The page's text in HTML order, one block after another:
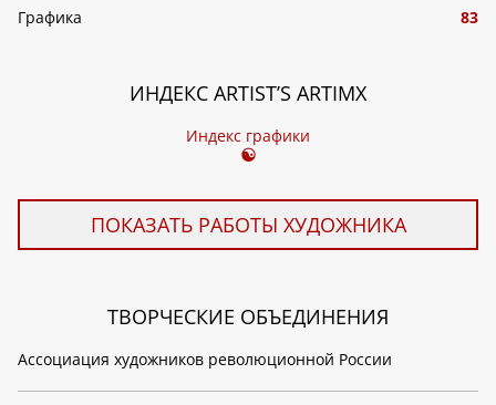
Графика 83
ИНДЕКС ARTIST’S ARTIMX
Индекс графики
☯
ПОКАЗАТЬ РАБОТЫ ХУДОЖНИКА
ТВОРЧЕСКИЕ ОБЪЕДИНЕНИЯ
Ассоциация художников революционной России